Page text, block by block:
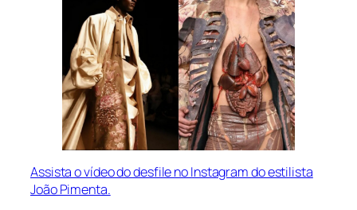
Assista o vídeo do desfile no Instagram do estilista
João Pimenta.